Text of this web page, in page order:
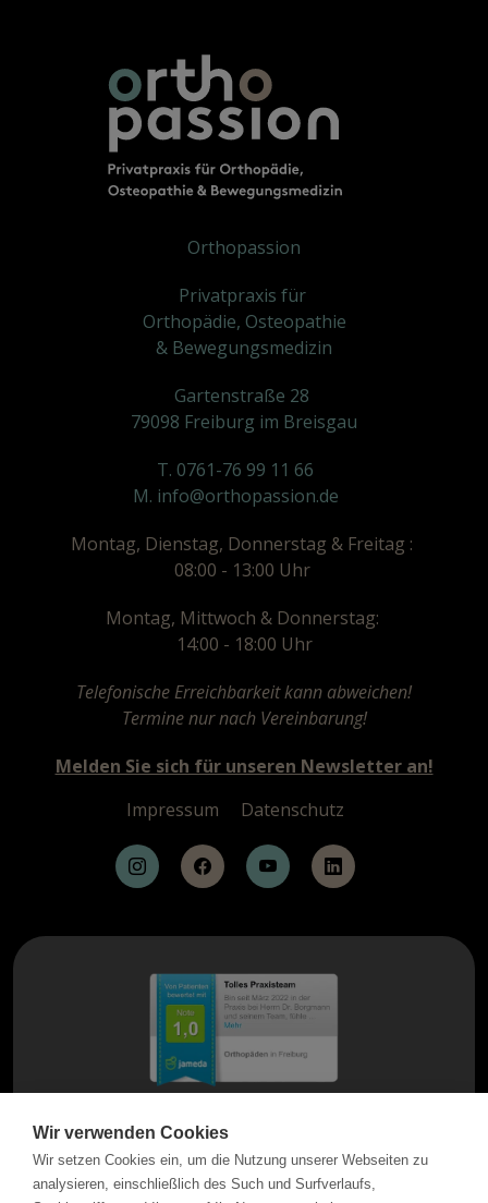
Orthopassion
Privatpraxis für
Orthopädie, Osteopathie
& Bewegungsmedizin
Gartenstraße 28
79098 Freiburg im Breisgau
T. 0761-76 99 11 66
M. info@orthopassion.de
Montag, Dienstag, Donnerstag & Freitag :
08:00 - 13:00 Uhr
Montag, Mittwoch & Donnerstag:
14:00 - 18:00 Uhr
Telefonische Erreichbarkeit kann abweichen!
Termine nur nach Vereinbarung!
Melden Sie sich für unseren Newsletter an!
Impressum
Datenschutz
Wir verwenden Cookies
Wir setzen Cookies ein, um die Nutzung unserer Webseiten zu
analysieren, einschließlich des Such und Surfverlaufs,